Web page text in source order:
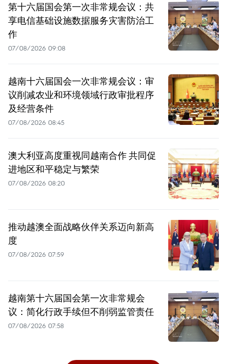
第十六届国会第一次非常规会议：共
享电信基础设施数据服务灾害防治工
作
07/08/2026 09:08
越南十六届国会一次非常规会议：审
议削减农业和环境领域行政审批程序
及经营条件
07/08/2026 08:45
澳大利亚高度重视同越南合作 共同促
进地区和平稳定与繁荣
07/08/2026 08:20
推动越澳全面战略伙伴关系迈向新高
度
07/08/2026 07:59
越南第十六届国会第一次非常规会
议：简化行政手续但不削弱监管责任
07/08/2026 07:58